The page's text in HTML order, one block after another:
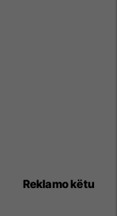
Reklamo këtu